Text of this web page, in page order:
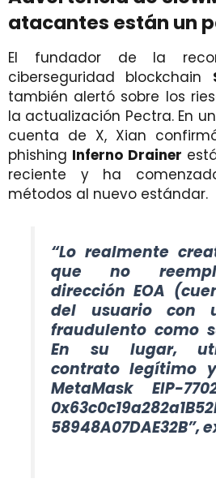
atacantes están un
El fundador de la
ciberseguridad blockchain
también alertó sobre los
la actualización Pectra. En
cuenta de X, Xian
phishing Inferno Drainer
reciente y ha
métodos al nuevo estándar.
“Lo realmente
que no
dirección EOA
del usuario con
fraudulento como
En su lugar,
contrato legítimo
MetaMask EIP-
58948A07DAE32B”,